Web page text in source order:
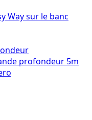
Way sur le banc
profondeur 5m